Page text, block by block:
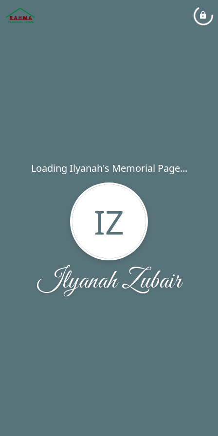
Loading Ilyanah's Memorial Page...
IZ
Ilyanah Zubair